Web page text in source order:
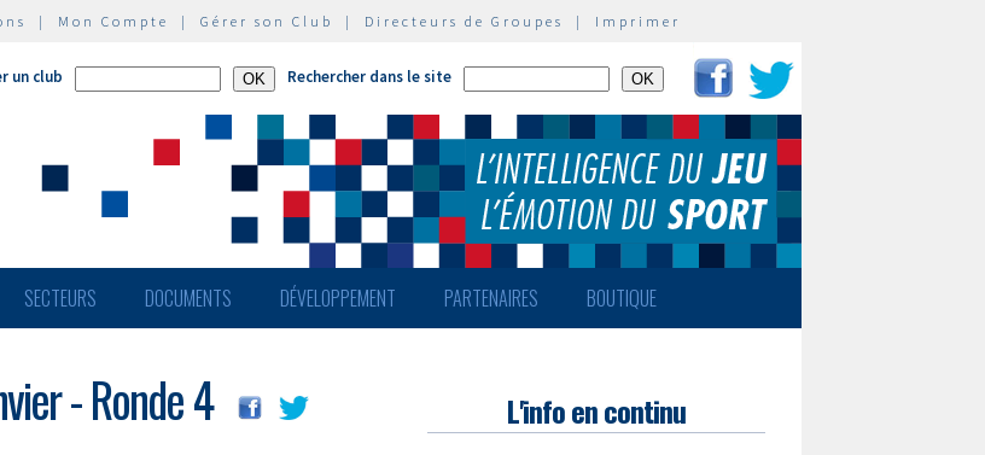
| Mon Compte | Gérer son Club | Directeurs de Groupes | Imprimer
un club Rechercher dans le site
SECTEURS DOCUMENTS DÉVELOPPEMENT PARTENAIRES BOUTIQUE
- Ronde 4 L'info en continu